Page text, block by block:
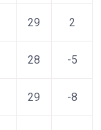
29 2
28 -5
29 -8